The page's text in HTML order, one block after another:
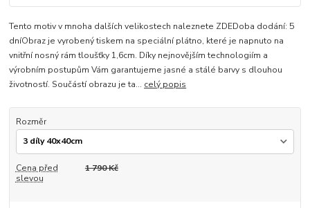
Tento motiv v mnoha dalších velikostech naleznete ZDEDoba dodání: 5
dníObraz je vyrobený tiskem na speciální plátno, které je napnuto na
vnitřní nosný rám tloušťky 1,6cm. Díky nejnovějším technologiím a
výrobním postupům Vám garantujeme jasné a stálé barvy s dlouhou
životností. Součástí obrazu je ta... celý popis
Rozměr
Cena před
slevou
1 790 Kč